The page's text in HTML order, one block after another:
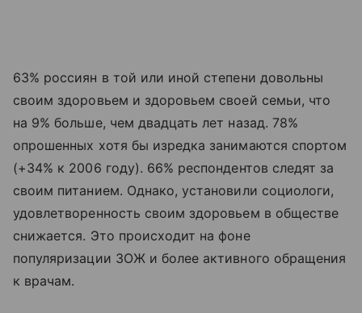
63% россиян в той или иной степени довольны
своим здоровьем и здоровьем своей семьи, что
на 9% больше, чем двадцать лет назад. 78%
опрошенных хотя бы изредка занимаются спортом
(+34% к 2006 году). 66% респондентов следят за
своим питанием. Однако, установили социологи,
удовлетворенность своим здоровьем в обществе
снижается. Это происходит на фоне
популяризации ЗОЖ и более активного обращения
к врачам.